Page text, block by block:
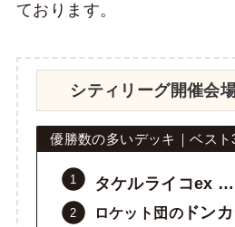
ております。
シティリーグ開催会
優勝数の多いデッキ｜ベスト
タケルライコex …
ロケット団の ドン